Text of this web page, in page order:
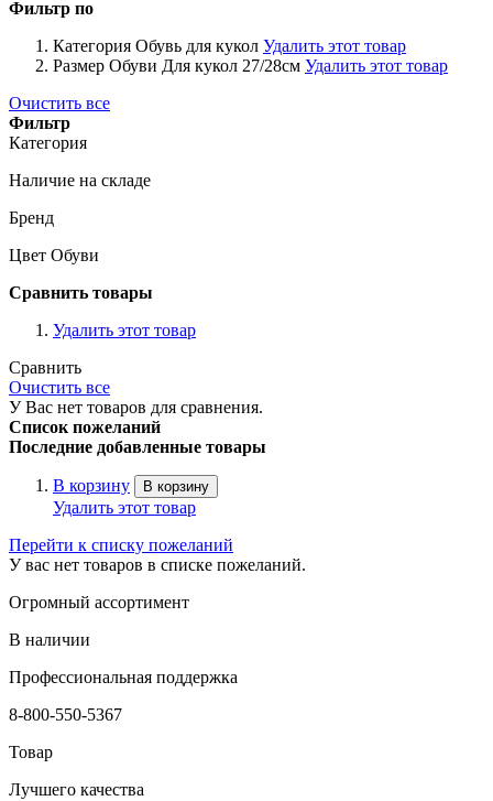
Фильтр по
Категория Обувь для кукол Удалить этот товар
Размер Обуви Для кукол 27/28см Удалить этот товар
Очистить все
Фильтр
Категория
Наличие на складе
Бренд
Цвет Обуви
Сравнить товары
Удалить этот товар
Сравнить
Очистить все
У Вас нет товаров для сравнения.
Список пожеланий
Последние добавленные товары
В корзину В корзину
Удалить этот товар
Перейти к списку пожеланий
У вас нет товаров в списке пожеланий.
Огромный ассортимент
В наличии
Профессиональная поддержка
8-800-550-5367
Товар
Лучшего качества